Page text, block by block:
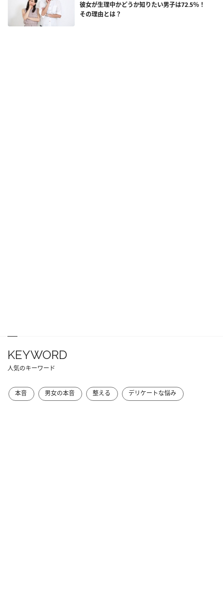
彼女が生理中かどうか知りたい男子は72.5％！
その理由とは？
KEYWORD
人気のキーワード
本音 男女の本音 整える デリケートな悩み